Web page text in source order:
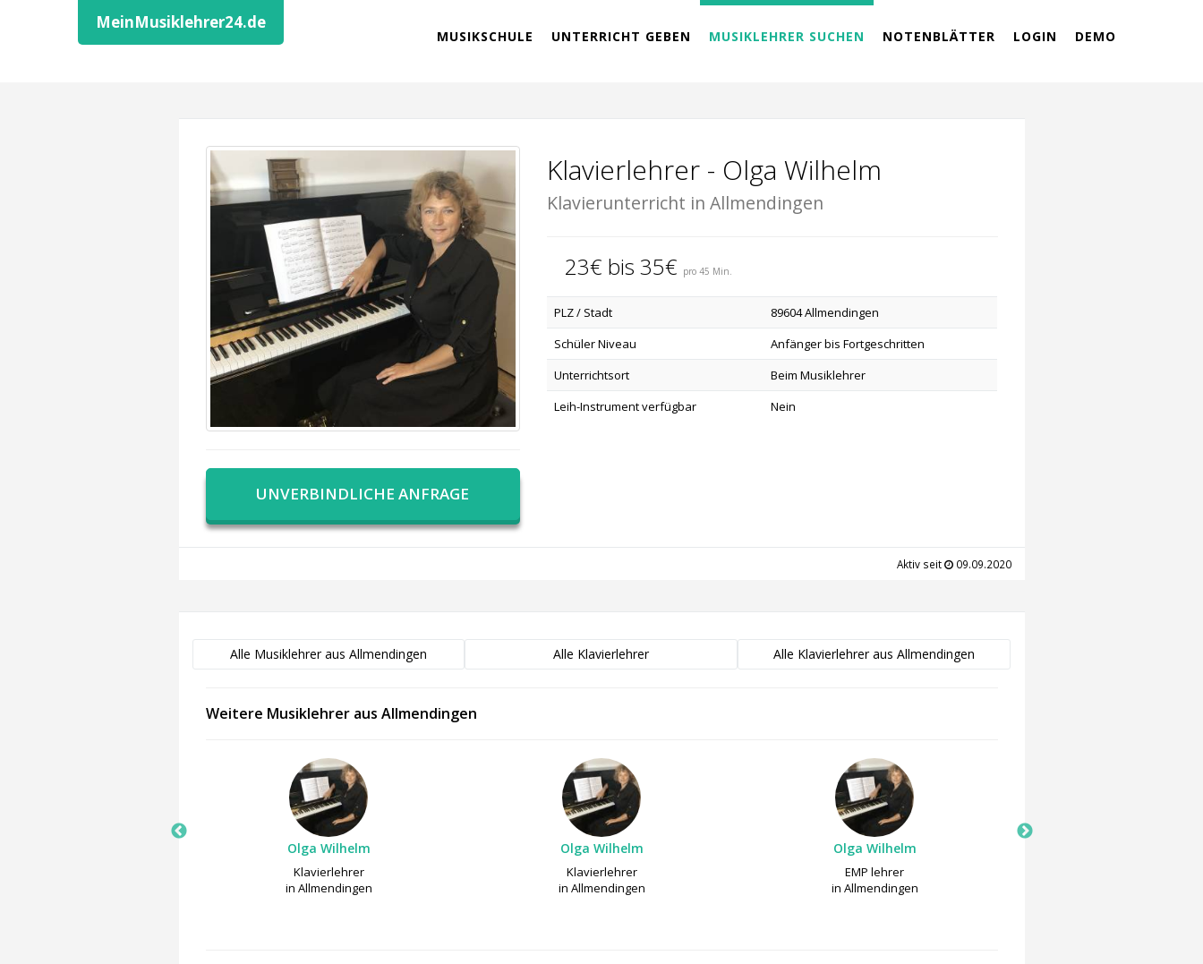
MeinMusiklehrer24.de
MUSIKSCHULE UNTERRICHT GEBEN MUSIKLEHRER SUCHEN NOTENBLÄTTER LOGIN DEMO
UNVERBINDLICHE ANFRAGE
Klavierlehrer - Olga Wilhelm
Klavierunterricht in Allmendingen
23€ bis 35€ pro 45 Min.
PLZ / Stadt
89604 Allmendingen
Schüler Niveau
Anfänger bis Fortgeschritten
Unterrichtsort
Beim Musiklehrer
Leih-Instrument verfügbar
Nein
Aktiv seit 09.09.2020
Alle Musiklehrer aus Allmendingen Alle Klavierlehrer Alle Klavierlehrer aus Allmendingen
Weitere Musiklehrer aus Allmendingen
Olga Wilhelm
Klavierlehrer
in Allmendingen
Olga Wilhelm
Klavierlehrer
in Allmendingen
Olga Wilhelm
EMP lehrer
in Allmendingen